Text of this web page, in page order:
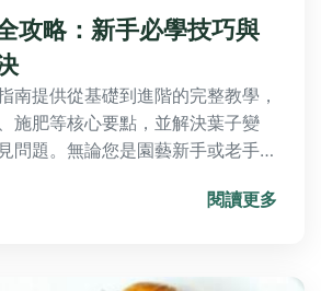
攻略：新手必學技巧與
南提供從基礎到進階的完整教學，
施肥等核心要點，並解決葉子變
問題。無論您是園藝新手或老手，
閱讀更多